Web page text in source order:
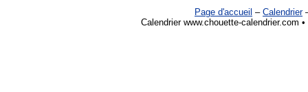
Page d'accueil – Calendrier
Calendrier www.chouette-calendrier.com